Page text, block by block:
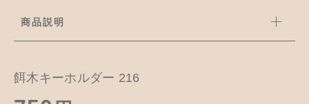
商品説明
餌木キーホルダー 216